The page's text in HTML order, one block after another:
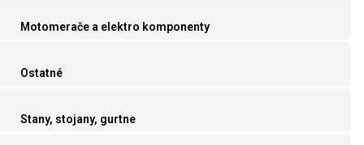
Motomerače a elektro komponenty
Ostatné
Stany, stojany, gurtne